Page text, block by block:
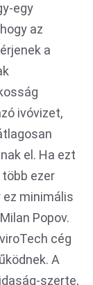
egy
az
a
ivóvizet,
el. Ha ezt
ezer
minimális
Popov.
cég
A
szerte,